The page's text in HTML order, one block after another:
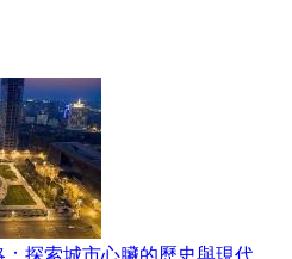
探索城市心臟的歷史與現代